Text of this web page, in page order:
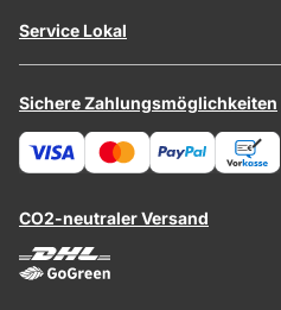
Service Lokal
Sichere Zahlungsmöglichkeiten
CO2-neutraler Versand